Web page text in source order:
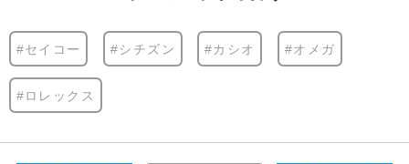
#セイコー #シチズン #カシオ #オメガ
#ロレックス